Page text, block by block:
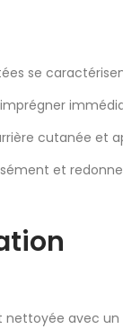
se
barrière
nettoyée avec un